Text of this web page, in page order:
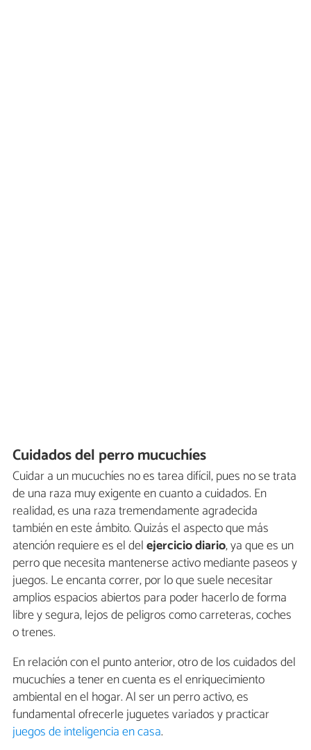
Cuidados del perro mucuchíes
Cuidar a un mucuchíes no es tarea difícil, pues no se trata
de una raza muy exigente en cuanto a cuidados. En
realidad, es una raza tremendamente agradecida
también en este ámbito. Quizás el aspecto que más
atención requiere es el delejercicio diario, ya que es un
perro que necesita mantenerse activo mediante paseos y
juegos. Le encanta correr, por lo que suele necesitar
amplios espacios abiertos para poder hacerlo de forma
libre y segura, lejos de peligros como carreteras, coches
o trenes.
En relación con el punto anterior, otro de los cuidados del
mucuchíes a tener en cuenta es el enriquecimiento
ambiental en el hogar. Al ser un perro activo, es
fundamental ofrecerle juguetes variados y practicar
juegos de inteligencia en casa.